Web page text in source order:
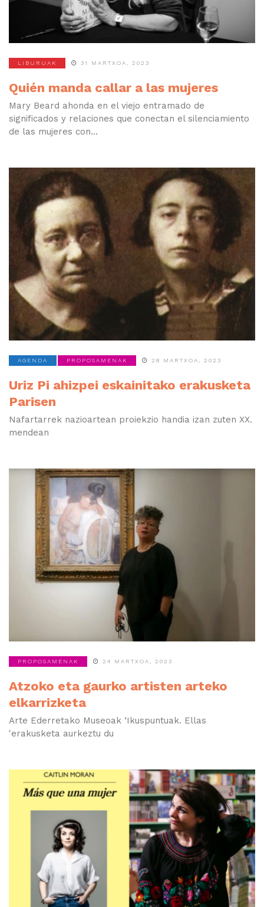
LIBURUAK 31 MARTXOA, 2023
Quién manda callar a las mujeres
Mary Beard ahonda en el viejo entramado de
significados y relaciones que conectan el silenciamiento
de las mujeres con...
AGENDA PROPOSAMENAK 28 MARTXOA, 2023
Uriz Pi ahizpei eskainitako erakusketa
Parisen
Nafartarrek nazioartean proiekzio handia izan zuten XX.
mendean
PROPOSAMENAK 24 MARTXOA, 2023
Atzoko eta gaurko artisten arteko
elkarrizketa
Arte Ederretako Museoak ‘Ikuspuntuak. Ellas
'erakusketa aurkeztu du